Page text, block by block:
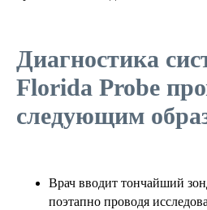
Диагностика
Florida Probe
следующим
Врач вводит тончайший
поэтапно проводя